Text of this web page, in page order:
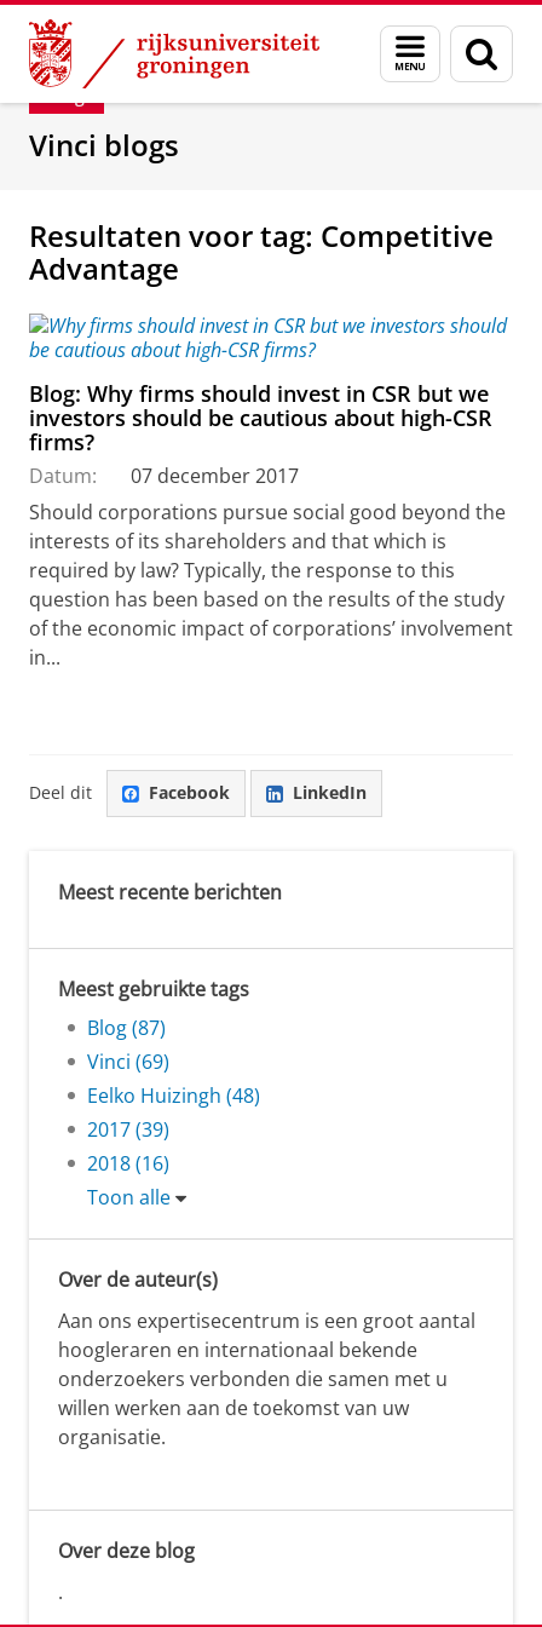
Skip
Content
Skip
Navigation
Menu
en
zoeken
Department of Innovation Management &
Blog
Vinci blogs
Resultaten voor tag: Competitive
Advantage
Blog: Why firms should invest in CSR but we
investors should be cautious about high-CSR
firms?
Datum:
07 december 2017
Should corporations pursue social good beyond the
interests of its shareholders and that which is
required by law? Typically, the response to this
question has been based on the results of the study
of the economic impact of corporations’ involvement
in...
Deel dit Facebook LinkedIn
Meest recente berichten
Meest gebruikte tags
Blog (87)
Vinci (69)
Eelko Huizingh (48)
2017 (39)
2018 (16)
Toon alle
Over de auteur(s)
Aan ons expertisecentrum is een groot aantal
hoogleraren en internationaal bekende
onderzoekers verbonden die samen met u
willen werken aan de toekomst van uw
organisatie.
Over deze blog
.